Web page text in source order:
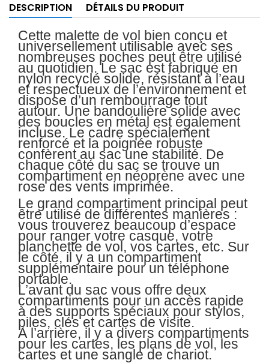
DESCRIPTION DÉTAILS DU PRODUIT
Cette malette de vol bien conçu et
universellement utilisable avec ses
nombreuses poches peut être utilisé
au quotidien. Le sac est fabriqué en
nylon recyclé solide, résistant à l’eau
et respectueux de l’environnement et
dispose d’un rembourrage tout
autour. Une bandoulière solide avec
des boucles en métal est également
incluse. Le cadre spécialement
renforcé et la poignée robuste
confèrent au sac une stabilité. De
chaque côté du sac se trouve un
compartiment en néoprène avec une
rose des vents imprimée.
Le grand compartiment principal peut
être utilisé de différentes manières :
vous trouverez beaucoup d’espace
pour ranger votre casque, votre
planchette de vol, vos cartes, etc. Sur
le côté, il y a un compartiment
supplémentaire pour un téléphone
portable.
L’avant du sac vous offre deux
compartiments pour un accès rapide
à des supports spéciaux pour stylos,
piles, clés et cartes de visite.
À l’arrière, il y a divers compartiments
pour les cartes, les plans de vol, les
cartes et une sangle de chariot.